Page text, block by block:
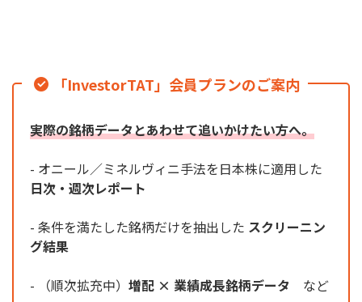
「InvestorTAT」会員プランのご案内
実際の銘柄データとあわせて追いかけたい方へ。
- オニール／ミネルヴィニ手法を日本株に適用した
日次・週次レポート
- 条件を満たした銘柄だけを抽出した スクリーニン
グ結果
- （順次拡充中） 増配 × 業績成長銘柄データ など